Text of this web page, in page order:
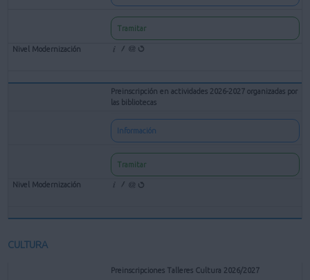
Tramitar
Preinscripción en actividades 2026-2027 organizadas por
las bibliotecas
Información
Tramitar
CULTURA
Preinscripciones Talleres Cultura 2026/2027